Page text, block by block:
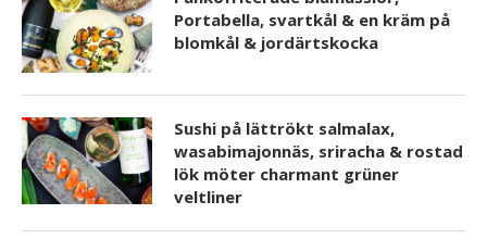
Portabella, svartkål & en kräm på
blomkål & jordärtskocka
Sushi på lättrökt salmalax,
wasabimajonnäs, sriracha & rostad
lök möter charmant grüner
veltliner